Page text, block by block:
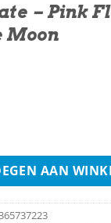
– Pink
Moon
Floyd Dark Side
AAN